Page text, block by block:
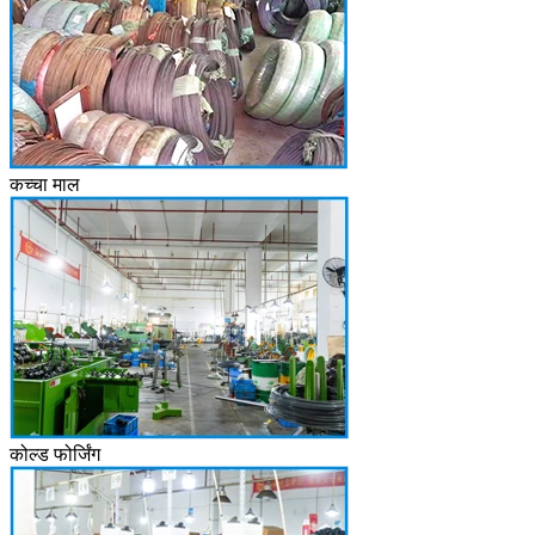
कच्चा माल
कोल्ड फोर्जिंग